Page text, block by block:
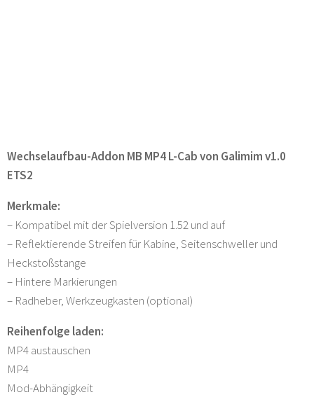
Wechselaufbau-Addon MB MP4 L-Cab von Galimim v1.0
ETS2
Merkmale:
– Kompatibel mit der Spielversion 1.52 und auf
– Reflektierende Streifen für Kabine, Seitenschweller und
Heckstoßstange
– Hintere Markierungen
– Radheber, Werkzeugkasten (optional)
Reihenfolge laden:
MP4 austauschen
MP4
Mod-Abhängigkeit